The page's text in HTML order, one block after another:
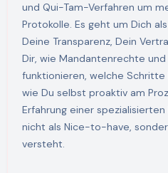
und Qui-Tam-Verfahren um
Protokolle. Es geht um Dich
Deine Transparenz, Dein
Dir, wie Mandantenrechte
funktionieren, welche
wie Du selbst proaktiv am
Erfahrung einer spezialisierten
nicht als Nice-to-have,
versteht.